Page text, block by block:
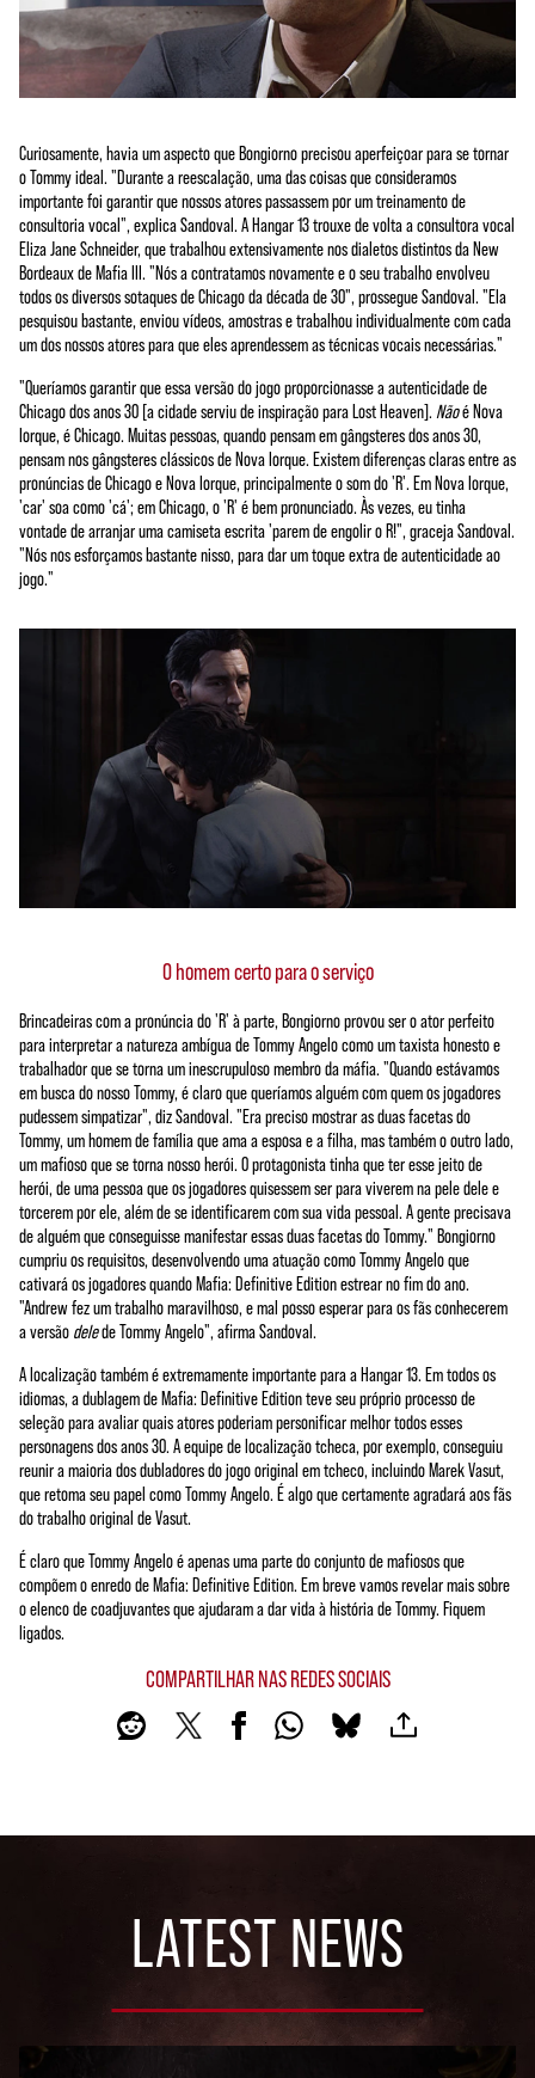
Curiosamente, havia um aspecto que Bongiorno precisou aperfeiçoar para se tornar
o Tommy ideal. "Durante a reescalação, uma das coisas que consideramos
importante foi garantir que nossos atores passassem por um treinamento de
consultoria vocal", explica Sandoval. A Hangar 13 trouxe de volta a consultora vocal
Eliza Jane Schneider, que trabalhou extensivamente nos dialetos distintos da New
Bordeaux de Mafia III. "Nós a contratamos novamente e o seu trabalho envolveu
todos os diversos sotaques de Chicago da década de 30", prossegue Sandoval. "Ela
pesquisou bastante, enviou vídeos, amostras e trabalhou individualmente com cada
um dos nossos atores para que eles aprendessem as técnicas vocais necessárias."
"Queríamos garantir que essa versão do jogo proporcionasse a autenticidade de
Chicago dos anos 30 [a cidade serviu de inspiração para Lost Heaven]. Nãoé Nova
Iorque, é Chicago. Muitas pessoas, quando pensam em gângsteres dos anos 30,
pensam nos gângsteres clássicos de Nova Iorque. Existem diferenças claras entre as
pronúncias de Chicago e Nova Iorque, principalmente o som do 'R'. Em Nova Iorque,
'car' soa como 'cá'; em Chicago, o 'R' é bem pronunciado. Às vezes, eu tinha
vontade de arranjar uma camiseta escrita 'parem de engolir o R!", graceja Sandoval.
"Nós nos esforçamos bastante nisso, para dar um toque extra de autenticidade ao
jogo."
O homem certo para o serviço
Brincadeiras com a pronúncia do 'R' à parte, Bongiorno provou ser o ator perfeito
para interpretar a natureza ambígua de Tommy Angelo como um taxista honesto e
trabalhador que se torna um inescrupuloso membro da máfia. "Quando estávamos
em busca do nosso Tommy, é claro que queríamos alguém com quem os jogadores
pudessem simpatizar", diz Sandoval. "Era preciso mostrar as duas facetas do
Tommy, um homem de família que ama a esposa e a filha, mas também o outro lado,
um mafioso que se torna nosso herói. O protagonista tinha que ter esse jeito de
herói, de uma pessoa que os jogadores quisessem ser para viverem na pele dele e
torcerem por ele, além de se identificarem com sua vida pessoal. A gente precisava
de alguém que conseguisse manifestar essas duas facetas do Tommy." Bongiorno
cumpriu os requisitos, desenvolvendo uma atuação como Tommy Angelo que
cativará os jogadores quando Mafia: Definitive Edition estrear no fim do ano.
"Andrew fez um trabalho maravilhoso, e mal posso esperar para os fãs conhecerem
a versão delede Tommy Angelo", afirma Sandoval.
A localização também é extremamente importante para a Hangar 13. Em todos os
idiomas, a dublagem de Mafia: Definitive Edition teve seu próprio processo de
seleção para avaliar quais atores poderiam personificar melhor todos esses
personagens dos anos 30. A equipe de localização tcheca, por exemplo, conseguiu
reunir a maioria dos dubladores do jogo original em tcheco, incluindo Marek Vasut,
que retoma seu papel como Tommy Angelo. É algo que certamente agradará aos fãs
do trabalho original de Vasut.
É claro que Tommy Angelo é apenas uma parte do conjunto de mafiosos que
compõem o enredo de Mafia: Definitive Edition. Em breve vamos revelar mais sobre
o elenco de coadjuvantes que ajudaram a dar vida à história de Tommy. Fiquem
ligados.
COMPARTILHAR NAS REDES SOCIAIS
LATEST NEWS